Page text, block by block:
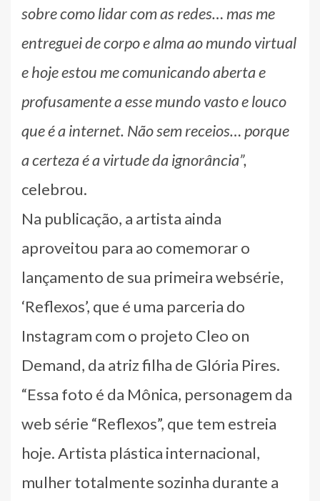
sobre como lidar com as redes… mas me
entreguei de corpo e alma ao mundo virtual
e hoje estou me comunicando aberta e
profusamente a esse mundo vasto e louco
que é a internet. Não sem receios… porque
a certeza é a virtude da ignorância”,
celebrou.
Na publicação, a artista ainda
aproveitou para ao comemorar o
lançamento de sua primeira websérie,
‘Reflexos’, que é uma parceria do
Instagram com o projeto Cleo on
Demand, da atriz filha de Glória Pires.
“Essa foto é da Mônica, personagem da
web série “Reflexos”, que tem estreia
hoje. Artista plástica internacional,
mulher totalmente sozinha durante a